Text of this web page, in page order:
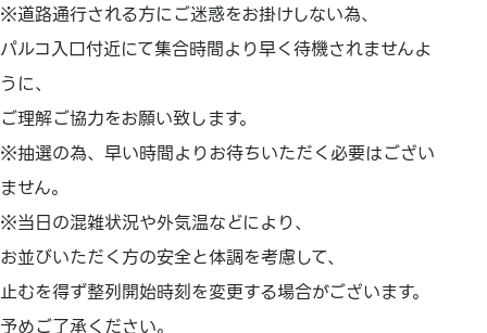
※道路通行される方にご迷惑をお掛けしない為、
パルコ入口付近にて集合時間より早く待機されませんよ
うに、
ご理解ご協力をお願い致します。
※抽選の為、早い時間よりお待ちいただく必要はござい
ません。
※当日の混雑状況や外気温などにより、
お並びいただく方の安全と体調を考慮して、
止むを得ず整列開始時刻を変更する場合がございます。
予めご了承ください。